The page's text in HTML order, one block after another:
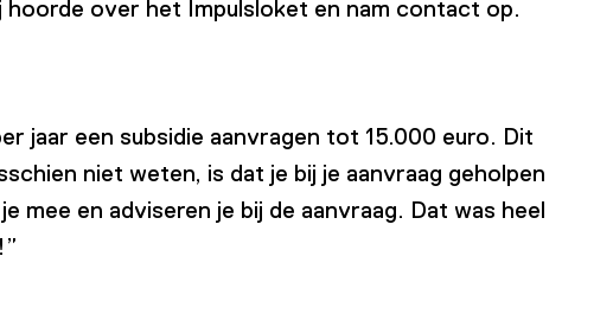
over het Impulsloket en nam contact op.
jaar een subsidie aanvragen tot 15.000 euro. Dit
niet weten, is dat je bij je aanvraag geholpen
en adviseren je bij de aanvraag. Dat was heel